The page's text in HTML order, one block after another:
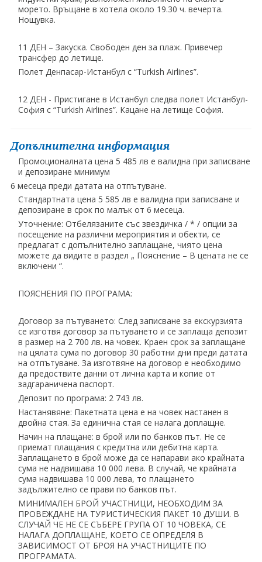
морето. Връщане в хотела около 19.30 ч. вечерта.
Нощувка.
11 ДЕН – Закуска. Свободен ден за плаж. Привечер
трансфер до летище.
Полет Денпасар-Истанбул с “Turkish Airlines”.
12 ДЕН - Пристигане в Истанбул следва полет Истанбул-
София с “Turkish Airlines”. Кацане на летище София.
Допълнителна информация
Промоционалната цена 5 485 лв е валидна при записване
и депозиране минимум
6 месеца преди датата на отпътуване.
Стандартната цена 5 585 лв е валидна при записване и
депозиране в срок по малък от 6 месеца.
Уточнение: Отбелязаните със звездичка / * / опции за
посещение на различни мероприятия и обекти, се
предлагат с допълнително заплащане, чиято цена
можете да видите в раздел „ Пояснение – В цената не се
включени “.
ПОЯСНЕНИЯ ПО ПРОГРАМА:
Договор за пътуването: След записване за екскурзията
се изготвя договор за пътуването и се заплаща депозит
в размер на 2 700 лв. на човек. Краен срок за заплащане
на цялата сума по договор 30 работни дни преди датата
на отпътуване. За изготвяне на договор е необходимо
да предоствите данни от лична карта и копие от
задгараничена паспорт.
Депозит по програма: 2 743 лв.
Настанявяне: Пакетната цена е на човек настанен в
двойна стая. За единична стая се налага доплащне.
Начин на плащане: в брой или по банков път. Не се
приемат плащания с кредитна или дебитна карта.
Заплащането в брой може да се напарави ако крайната
сума не надвишава 10 000 лева. В случай, че крайната
сума надвишава 10 000 лева, то плащането
задължително се прави по банков път.
МИНИМАЛЕН БРОЙ УЧАСТНИЦИ, НЕОБХОДИМ ЗА
ПРОВЕЖДАНЕ НА ТУРИСТИЧЕСКИЯ ПАКЕТ 10 ДУШИ. В
СЛУЧАЙ ЧЕ НЕ СЕ СЪБЕРЕ ГРУПА ОТ 10 ЧОВЕКА, СЕ
НАЛАГА ДОПЛАЩАНЕ, КОЕТО СЕ ОПРЕДЕЛЯ В
ЗАВИСИМОСТ ОТ БРОЯ НА УЧАСТНИЦИТЕ ПО
ПРОГРАМАТА.